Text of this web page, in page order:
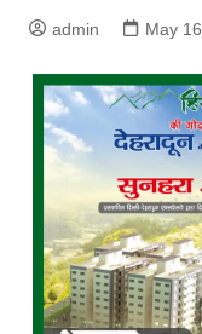
admin May